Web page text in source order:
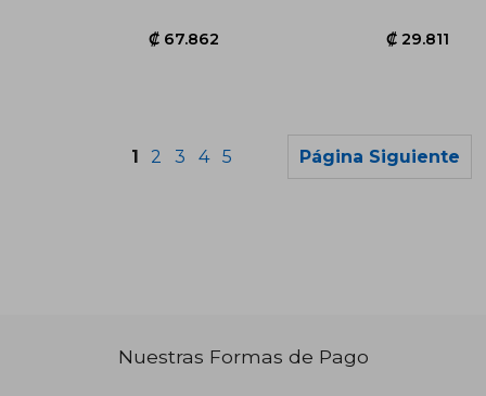
1 2 3 4 5 Página Siguiente
Nuestras Formas de Pago